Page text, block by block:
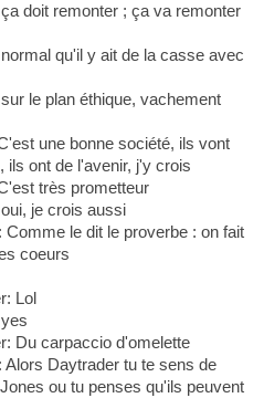
doit remonter ; ça va remonter
qu'il y ait de la casse avec
le plan éthique, vachement
une bonne société, ils vont
ils ont de l'avenir, j'y crois
très prometteur
je crois aussi
le dit le proverbe : on fait
coeurs
Lol
Du carpaccio d'omelette
Alors Daytrader tu te sens de
ou tu penses qu'ils peuvent